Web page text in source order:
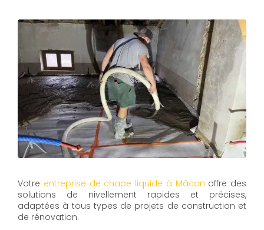
Votre entreprise de chape liquide à Mâcon offre des
solutions de nivellement rapides et précises,
adaptées à tous types de projets de construction et
de rénovation.